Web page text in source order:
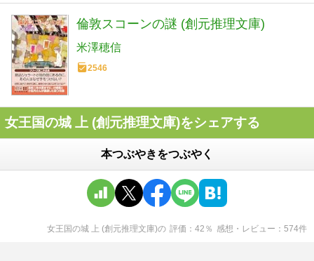
倫敦スコーンの謎 (創元推理文庫)
米澤穂信
2546
女王国の城 上 (創元推理文庫)をシェアする
本つぶやきをつぶやく
女王国の城 上 (創元推理文庫)の 評価 42 ％ 感想・レビュー 574件